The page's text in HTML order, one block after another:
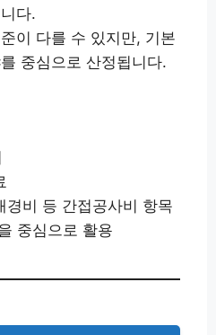
다.
이 다를 수 있지만, 기본
중심으로 산정됩니다.
경비 등 간접공사비 항목
중심으로 활용